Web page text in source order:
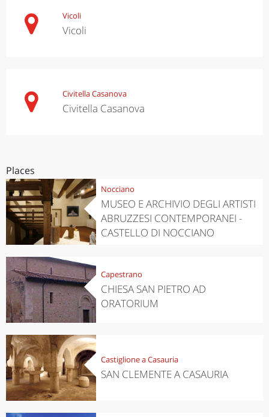
Vicoli
Vicoli
Civitella Casanova
Civitella Casanova
Places
Nocciano
MUSEO E ARCHIVIO DEGLI ARTISTI
ABRUZZESI CONTEMPORANEI -
CASTELLO DI NOCCIANO
Capestrano
CHIESA SAN PIETRO AD
ORATORIUM
Castiglione a Casauria
SAN CLEMENTE A CASAURIA